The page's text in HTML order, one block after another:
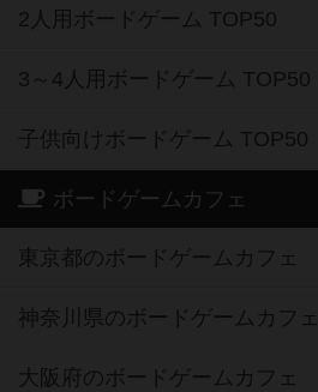
2人用ボードゲーム TOP50
3～4人用ボードゲーム TOP50
子供向けボードゲーム TOP50
ボードゲームカフェ
東京都のボードゲームカフェ
神奈川県のボードゲームカフェ
大阪府のボードゲームカフェ